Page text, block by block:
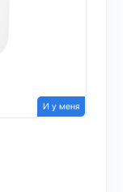
И у меня